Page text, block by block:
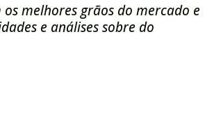
melhores grãos do mercado e
e análises sobre do